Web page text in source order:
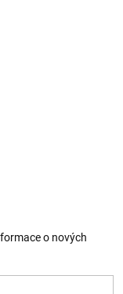
o nových